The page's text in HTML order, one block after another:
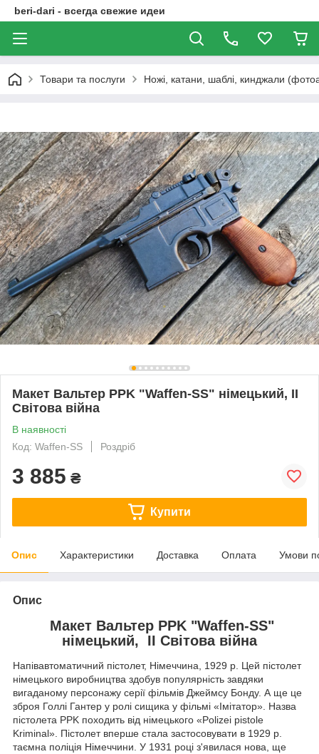
beri-dari - всегда свежие идеи
Товари та послуги Ножі, катани, шаблі, кинджали
Макет Вальтер PPK "Waffen-SS" німецький, ІІ
Світова війна
В наявності
Код: Waffen-SS
Роздріб
3 885 ₴
Купити
Опис Характеристики Доставка Оплата Умови
Опис
Макет Вальтер PPK "Waffen-SS"
німецький, ІІ Світова війна
Напівавтоматичний пістолет, Німеччина, 1929 р. Цей пістолет
німецького виробництва здобув популярність завдяки
вигаданому персонажу серії фільмів Джеймсу Бонду. А ще це
зброя Голлі Гантер у ролі сищика у фільмі «Імітатор». Назва
пістолета PPK походить від німецького «Polizei pistole
Kriminal». Пістолет вперше стала застосовувати в 1929 р.
таємна поліція Німеччини. У 1931 році з'явилася нова, ще